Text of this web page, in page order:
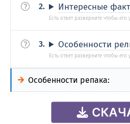
Интересные
Особенности
Особенности репака: